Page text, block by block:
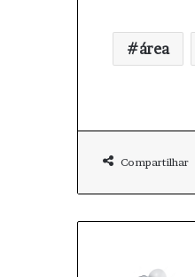
área
Compartilhar